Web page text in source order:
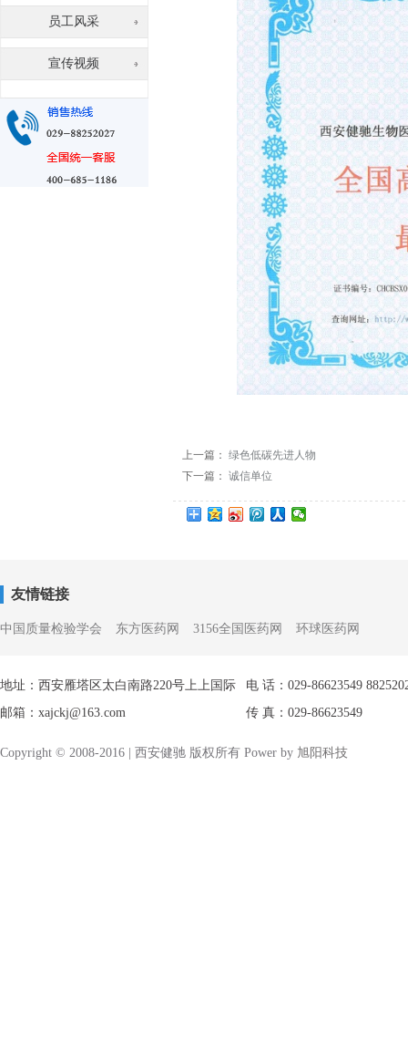
员工风采
宣传视频
上一篇： 绿色低碳先进人物
下一篇： 诚信单位
友情链接
中国质量检验学会 东方医药网 3156全国医药网 环球医药网
地址：西安雁塔区太白南路220号上上国际
电 话：029-86623549
邮箱：xajckj@163.com
传 真：029-86623549
Copyright © 2008-2016 | 西安健驰 版权所有 Power by 旭阳科技